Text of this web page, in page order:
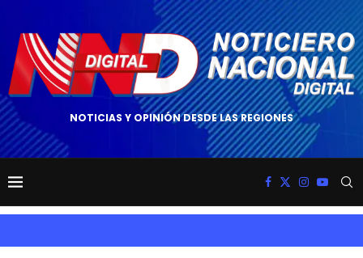
NOTICIAS Y OPINIÓN DESDE LAS REGIONES